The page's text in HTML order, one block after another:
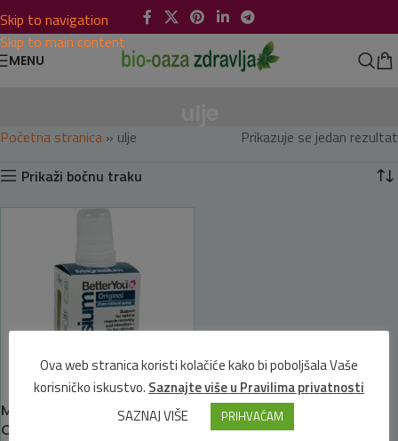
Skip to navigation
Skip to main content
MENU
Početna stranica » ulje
Prikazuje se jedan rezultat
Prikaži bočnu traku
Magnezijevo ulje u spreju
Original – BetterYou
Ova web stranica koristi kolačiće kako bi poboljšala Vaše
korisničko iskustvo. Saznajte više u Pravilima privatnosti
SAZNAJ VIŠE
PRIHVAĆAM